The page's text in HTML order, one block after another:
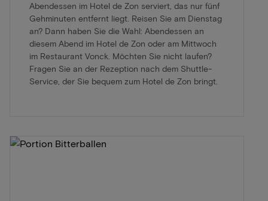
Abendessen im Hotel de Zon serviert, das nur fünf
Gehminuten entfernt liegt. Reisen Sie am Dienstag
an? Dann haben Sie die Wahl: Abendessen an
diesem Abend im Hotel de Zon oder am Mittwoch
im Restaurant Vonck. Möchten Sie nicht laufen?
Fragen Sie an der Rezeption nach dem Shuttle-
Service, der Sie bequem zum Hotel de Zon bringt.